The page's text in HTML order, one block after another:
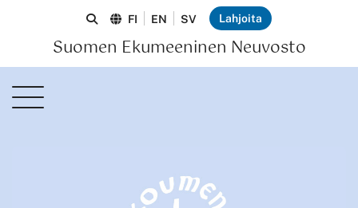
Suomen Ekumeeninen Neuvosto
FI EN SV Lahjoita